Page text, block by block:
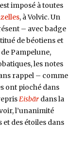
imposé à toutes
, à Volvic. Un
– avec badge
de béotiens et
Pampelune,
les notes
rappel – comme
ont pioché dans
Eisbärdans la
l’unanimité
des étoiles dans
»